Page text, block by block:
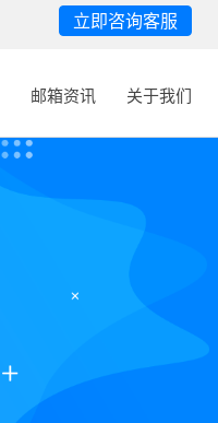
立即咨询客服
邮箱资讯 关于我们